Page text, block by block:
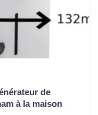
de
à la maison